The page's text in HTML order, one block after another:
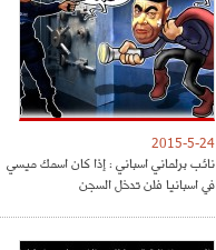
2015-5-24
نائب برلماني اسباني : إذا كان اسمك ميسي
في اسبانيا فلن تدخل السجن